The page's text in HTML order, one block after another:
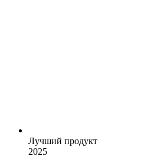
Лучший продукт
2025